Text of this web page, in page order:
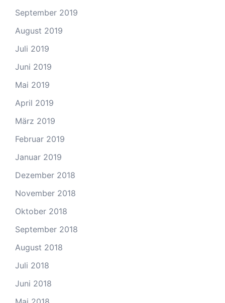
September 2019
August 2019
Juli 2019
Juni 2019
Mai 2019
April 2019
März 2019
Februar 2019
Januar 2019
Dezember 2018
November 2018
Oktober 2018
September 2018
August 2018
Juli 2018
Juni 2018